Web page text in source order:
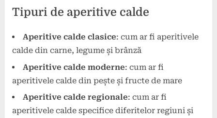
Tipuri de aperitive calde
Aperitive calde clasice: cum ar fi aperitivele
calde din carne, legume și brânză
Aperitive calde moderne: cum ar fi
aperitivele calde din pește și fructe de mare
Aperitive calde regionale: cum ar fi
aperitivele calde specifice diferitelor regiuni și